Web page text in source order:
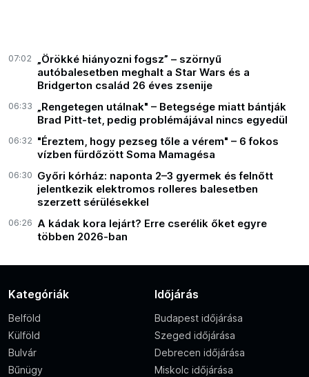
07:02
„Örökké hiányozni fogsz” – szörnyű
autóbalesetben meghalt a Star Wars és a
Bridgerton család 26 éves zsenije
06:33 „Rengetegen utálnak" – Betegsége miatt bántják
Brad Pitt-tet, pedig problémájával nincs egyedül
06:32 "Éreztem, hogy pezseg tőle a vérem" – 6 fokos
vízben fürdőzött Soma Mamagésa
06:30 Győri kórház: naponta 2–3 gyermek és felnőtt
jelentkezik elektromos rolleres balesetben
szerzett sérülésekkel
06:26 A kádak kora lejárt? Erre cserélik őket egyre
többen 2026-ban
Kategóriák
Belföld
Külföld
Bulvár
Bűnügy
Időjárás
Budapest időjárása
Szeged időjárása
Debrecen időjárása
Miskolc időjárása